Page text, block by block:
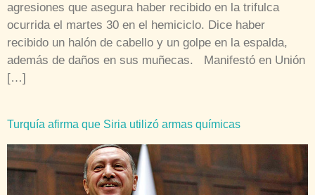
agresiones que asegura haber recibido en la trifulca
ocurrida el martes 30 en el hemiciclo. Dice haber
recibido un halón de cabello y un golpe en la espalda,
además de daños en sus muñecas. Manifestó en Unión
[…]
Turquía afirma que Siria utilizó armas químicas